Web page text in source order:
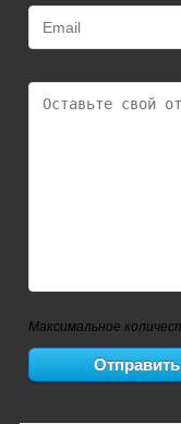
Максимальное